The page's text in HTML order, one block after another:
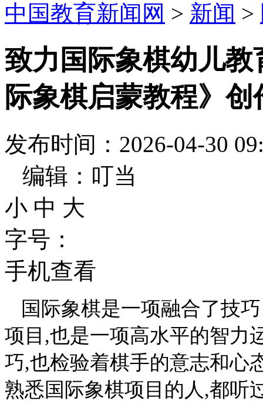
中国教育新闻网 > 新闻 >
致力国际象棋幼儿
际象棋启蒙教程》
发布时间：2026-04-30
编辑：叮当
小 中 大
字号：
手机查看
国际象棋是一项融合了技
项目,也是一项高水平的智力
巧,也检验着棋手的意志和心
熟悉国际象棋项目的人,都听